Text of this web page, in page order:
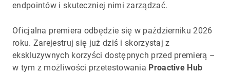
endpointów i skuteczniej nimi zarządzać.
Oficjalna premiera odbędzie się w październiku 2026
roku. Zarejestruj się już dziś i skorzystaj z
ekskluzywnych korzyści dostępnych przed premierą –
w tym z możliwości przetestowania Proactive Hub